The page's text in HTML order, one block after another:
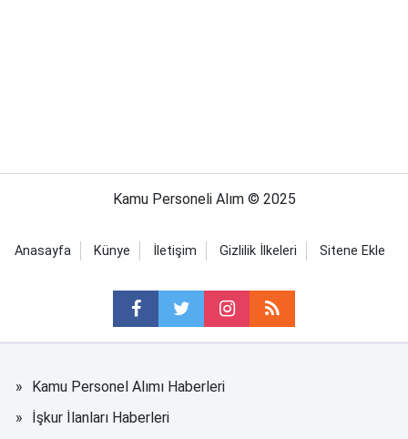
Kamu Personeli Alım © 2025
Anasayfa Künye İletişim Gizlilik İlkeleri Sitene Ekle
Kamu Personel Alımı Haberleri
İşkur İlanları Haberleri